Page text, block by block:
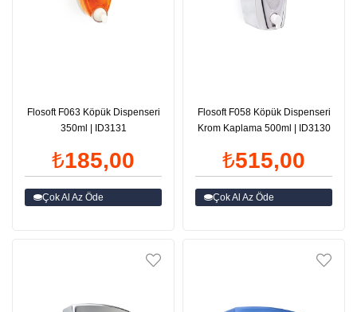
Flosoft F063 Köpük Dispenseri
350ml | ID3131
₺185,00
Çok Al Az Öde
Flosoft F058 Köpük Dispenseri
Krom Kaplama 500ml | ID3130
₺515,00
Çok Al Az Öde